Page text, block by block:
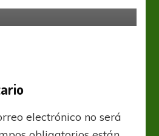
electrónico no será